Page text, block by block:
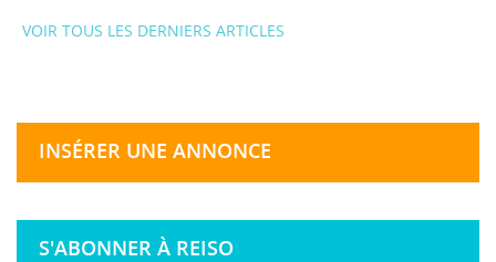
VOIR TOUS LES DERNIERS ARTICLES
INSÉRER UNE ANNONCE
S'ABONNER À REISO